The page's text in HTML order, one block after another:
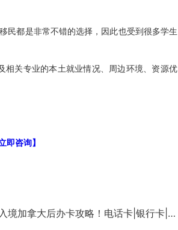
民都是非常不错的选择，因此也受到很多学生
关专业的本土就业情况、周边环境、资源优
即咨询】
新生入境加拿大后办卡攻略！电话卡|银行卡|SIN卡|...